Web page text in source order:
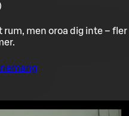
rum, men oroa dig inte – fler